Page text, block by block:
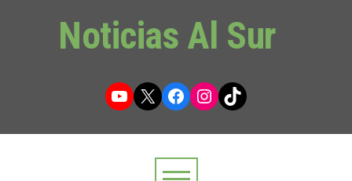
Noticias Al Sur
YouTube
X Facebook
Instagram
TikTok